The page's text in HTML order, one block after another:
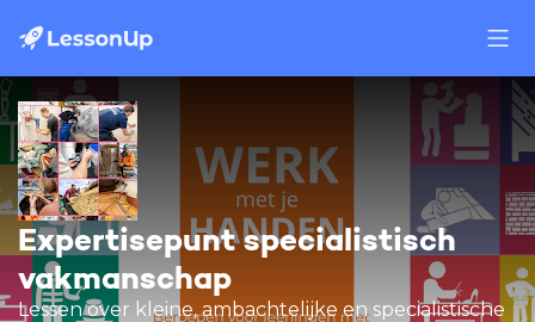
Expertisepunt specialistisch
vakmanschap
Lessen over kleine, ambachtelijke en specialistische